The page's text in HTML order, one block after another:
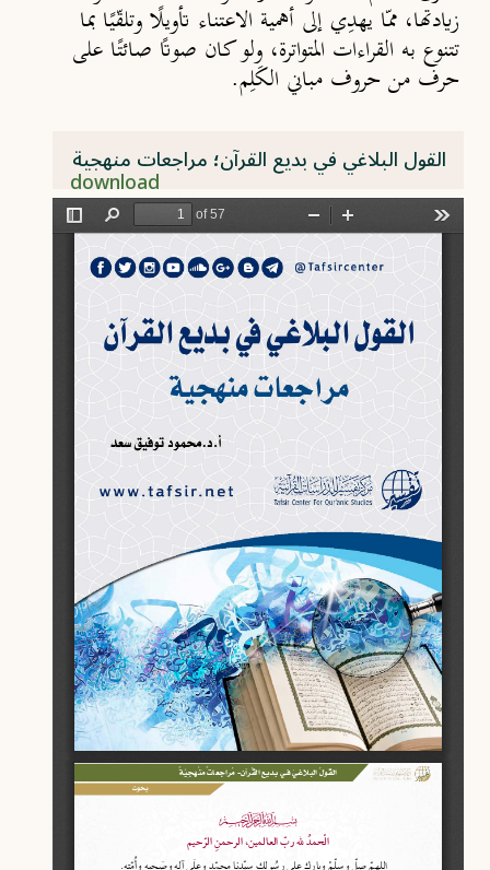
زيادتها، ممّا يهدِي إلى أهمية الاعتناء تأويلًا وتلقّيًا بما
تتنوع به القراءات المتواترة، ولو كان صوتًا صائتًا على
حرف من حروف مباني الكَلِم.
القول البلاغي في بديع القرآن؛ مراجعات منهجية